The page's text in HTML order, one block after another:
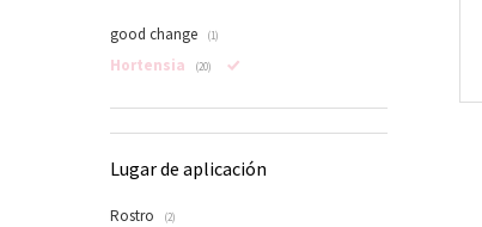
good change (1)
Hortensia (20)
Lugar de aplicación
Rostro (2)